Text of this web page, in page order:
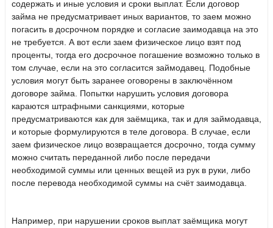
содержать и иные условия и сроки выплат. Если договор
займа не предусматривает иных вариантов, то заем можно
погасить в досрочном порядке и согласие заимодавца на это
не требуется. А вот если заем физическое лицо взят под
проценты, тогда его досрочное погашение возможно только в
том случае, если на это согласится займодавец. Подобные
условия могут быть заранее оговорены в заключённом
договоре займа. Попытки нарушить условия договора
караются штрафными санкциями, которые
предусматриваются как для заёмщика, так и для займодавца,
и которые формулируются в теле договора. В случае, если
заем физическое лицо возвращается досрочно, тогда сумму
можно считать переданной либо после передачи
необходимой суммы или ценных вещей из рук в руки, либо
после перевода необходимой суммы на счёт заимодавца.
Например, при нарушении сроков выплат заёмщика могут